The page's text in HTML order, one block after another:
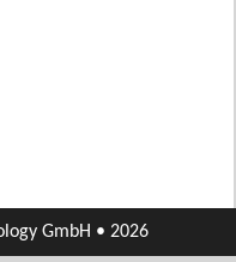
GmbH • 2026